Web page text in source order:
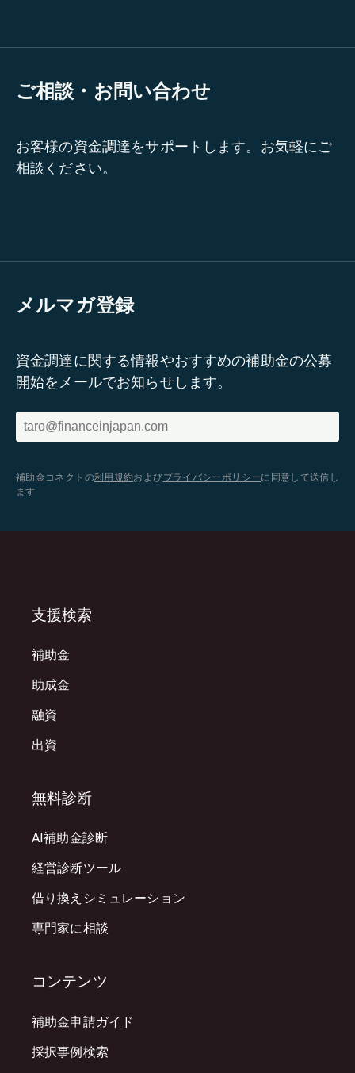
ご相談・お問い合わせ
お客様の資金調達をサポートします。お気軽にご
相談ください。
メルマガ登録
資金調達に関する情報やおすすめの補助金の公募
開始をメールでお知らせします。
補助金コネクトの利用規約およびプライバシーポリシーに同意して送信し
ます
支援検索
補助金
助成金
融資
出資
無料診断
AI補助金診断
経営診断ツール
借り換えシミュレーション
専門家に相談
コンテンツ
補助金申請ガイド
採択事例検索